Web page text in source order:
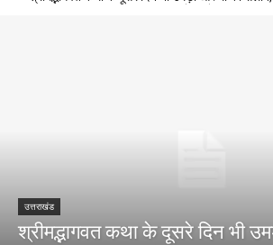
उत्तराखंड
श्रीमद्भागवत कथा के दूसरे दिन भी